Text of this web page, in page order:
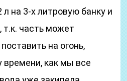
л на 3-х литровую банку и
т.к. часть может
на огонь,
времени, как мы все